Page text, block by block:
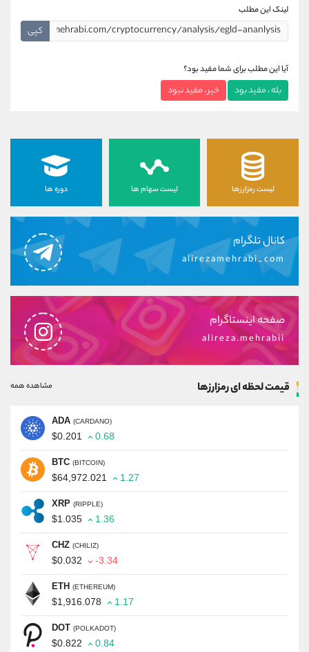
لینک این مطلب
کپی
آیا این مطلب برای شما مفید بود؟
بله ، مفید بود خیر ، مفید نبود
لیست رمزارزها لیست سهام ها دوره ها
کانال تلگرام
alirezamehrabi_com
صفحه اینستاگرام
alireza.mehrabii
قیمت لحظه ای رمزارزها مشاهده همه
ADA (CARDANO)
$0.201 0.68
BTC (BITCOIN)
$64,972.021 1.27
XRP (RIPPLE)
$1.035 1.36
CHZ (CHILIZ)
$0.032 -3.34
ETH (ETHEREUM)
$1,916.078 1.17
DOT (POLKADOT)
$0.822 0.84